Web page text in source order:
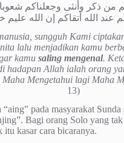
من ذكر وأنثى وجعلناكم شعوبا
عند الله أتقاكم إن الله عليم
sungguh Kami
lalu menjadikan kamu
kamu saling mengenal.
hadapan Allah ialah orang
Mengetahui lagi Maha
13)
pada masyarakat
Bagi orang Solo yang
itu kasar cara bicaranya.